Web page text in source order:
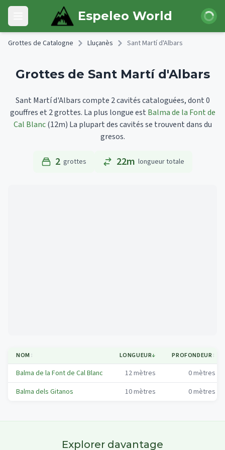
Skip to main content
Open main menu Espeleo World
Grottes de Catalogne Lluçanès Sant Martí d'Albars
Grottes de Sant Martí d'Albars
Sant Martí d'Albars compte 2 cavités cataloguées, dont 0
gouffres et 2 grottes. La plus longue est Balma de la Font de
Cal Blanc(12m) La plupart des cavités se trouvent dans du
gresos.
2 grottes 22m longueur totale
NOM ↕ LONGUEUR↓ PROFONDEUR↕
Balma de la Font de Cal Blanc 12mètres 0mètres
Balma dels Gitanos
10mètres 0mètres
Explorer davantage